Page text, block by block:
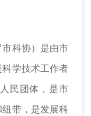
科协）是由市
学技术工作者
民团体，是市
带，是发展科